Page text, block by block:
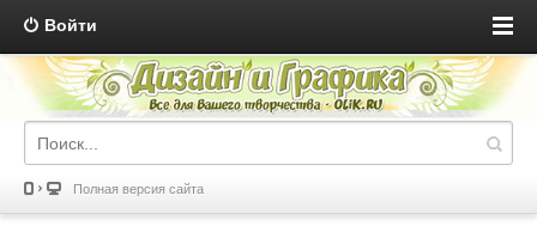
Войти
Полная версия сайта